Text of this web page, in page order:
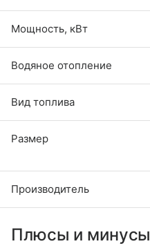
Мощность, кВт
Водяное отопление
Вид топлива
Размер
Производитель
Плюсы и минусы